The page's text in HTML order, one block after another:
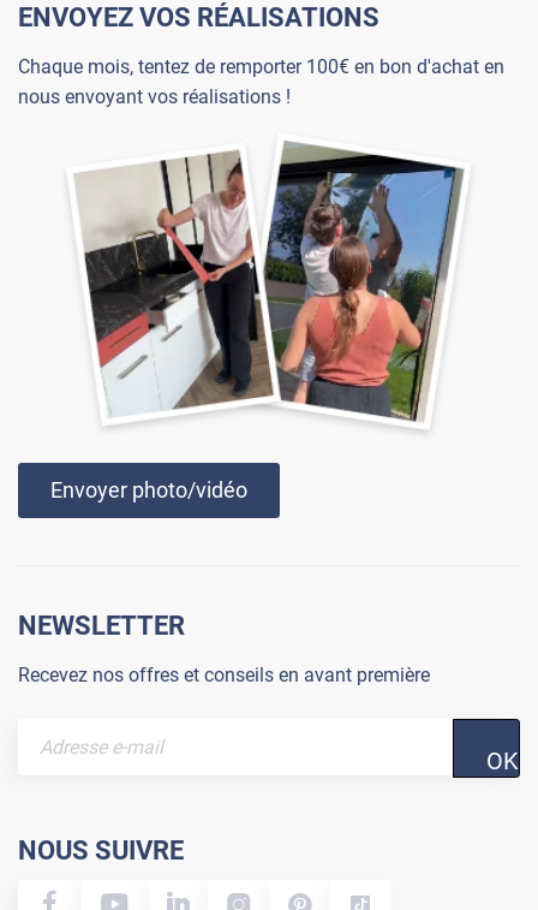
ENVOYEZ VOS RÉALISATIONS
Chaque mois, tentez de remporter 100€ en bon d'achat en
nous envoyant vos réalisations !
Envoyer photo/vidéo
NEWSLETTER
Recevez nos offres et conseils en avant première
OK
NOUS SUIVRE